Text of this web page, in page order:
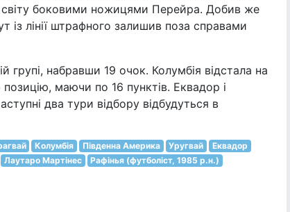
світу боковими ножицями Перейра. Добив же
із лінії штрафного залишив поза справами
групі, набравши 19 очок. Колумбія відстала на
маючи по 16 пунктів. Еквадор і
два тури відбору відбудуться в
Колумбія Південна Америка Уругвай
Еквадор
Лаутаро Мартінес
Рафінья (футболіст, 1985 р.н.)